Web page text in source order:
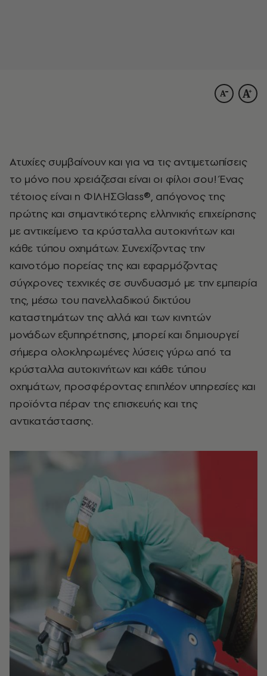
Ατυχίες συμβαίνουν και για να τις αντιμετωπίσεις
το μόνο που χρειάζεσαι είναι οι φίλοι σου! Ένας
τέτοιος είναι η ΦΙΛΗΣGlass®, απόγονος της
πρώτης και σημαντικότερης ελληνικής επιχείρησης
με αντικείμενο τα κρύσταλλα αυτοκινήτων και
κάθε τύπου οχημάτων. Συνεχίζοντας την
καινοτόμο πορείας της και εφαρμόζοντας
σύγχρονες τεχνικές σε συνδυασμό με την εμπειρία
της, μέσω του πανελλαδικού δικτύου
καταστημάτων της αλλά και των κινητών
μονάδων εξυπηρέτησης, μπορεί και δημιουργεί
σήμερα ολοκληρωμένες λύσεις γύρω από τα
κρύσταλλα αυτοκινήτων και κάθε τύπου
οχημάτων, προσφέροντας επιπλέον υπηρεσίες και
προϊόντα πέραν της επισκευής και της
αντικατάστασης.